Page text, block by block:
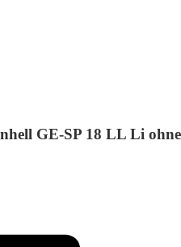
GE-SP 18 LL Li ohne